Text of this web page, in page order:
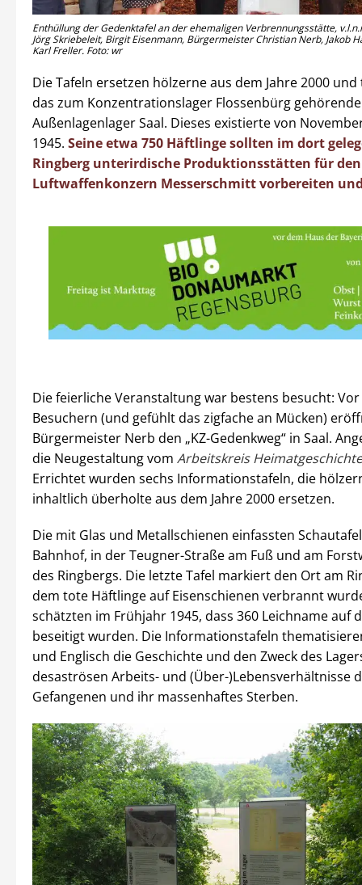
Enthüllung der Gedenktafel an der ehemaligen Verbrennungsstätte,
Jörg Skriebeleit, Birgit Eisenmann, Bürgermeister Christian Nerb, Jakob
Karl Freller. Foto: wr
Die Tafeln ersetzen hölzerne aus dem Jahre 2000
das zum Konzentrationslager Flossenbürg
Außenlagenlager Saal. Dieses existierte von
1945. Seine etwa 750 Häftlinge sollten im dort
Ringberg unterirdische Produktionsstätten für den
Luftwaffenkonzern Messerschmitt vorbereiten
Die feierliche Veranstaltung war bestens besucht:
Besuchern (und gefühlt das zigfache an Mücken)
Bürgermeister Nerb den „KZ-Gedenkweg“ in Saal.
die Neugestaltung vom Arbeitskreis
Errichtet wurden sechs Informationstafeln, die
inhaltlich überholte aus dem Jahre 2000 ersetzen.
Die mit Glas und Metallschienen einfassten
Bahnhof, in der Teugner-Straße am Fuß und am
des Ringbergs. Die letzte Tafel markiert den Ort am
dem tote Häftlinge auf Eisenschienen verbrannt
schätzten im Frühjahr 1945, dass 360 Leichname auf
beseitigt wurden. Die Informationstafeln
und Englisch die Geschichte und den Zweck des
desaströsen Arbeits- und (Über-)Lebensverhältnisse
Gefangenen und ihr massenhaftes Sterben.